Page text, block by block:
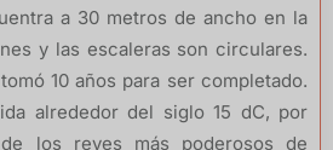
a 30 metros de ancho en la
y las escaleras son circulares.
10 años para ser completado.
alrededor del siglo 15 dC, por
los reyes más poderosos de